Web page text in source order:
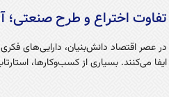
تفاوت‌ اختراع و طرح صنعتی؛
در عصر اقتصاد دانش‌بنیان، دارایی‌های
ایفا می‌کنند. بسیاری از کسب‌وکارها،